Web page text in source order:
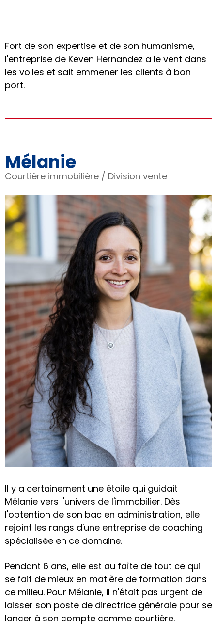
Fort de son expertise et de son humanisme,
l'entreprise de Keven Hernandez a le vent dans
les voiles et sait emmener les clients à bon
port.
Mélanie
Courtière immobilière / Division vente
Il y a certainement une étoile qui guidait
Mélanie vers l'univers de l'immobilier. Dès
l'obtention de son bac en administration, elle
rejoint les rangs d'une entreprise de coaching
spécialisée en ce domaine.
Pendant 6 ans, elle est au faîte de tout ce qui
se fait de mieux en matière de formation dans
ce milieu. Pour Mélanie, il n'était pas urgent de
laisser son poste de directrice générale pour se
lancer à son compte comme courtière.